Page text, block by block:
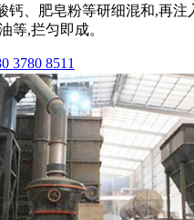
钙、肥皂粉等研细混和,再注
等,拦匀即成。
3780 8511